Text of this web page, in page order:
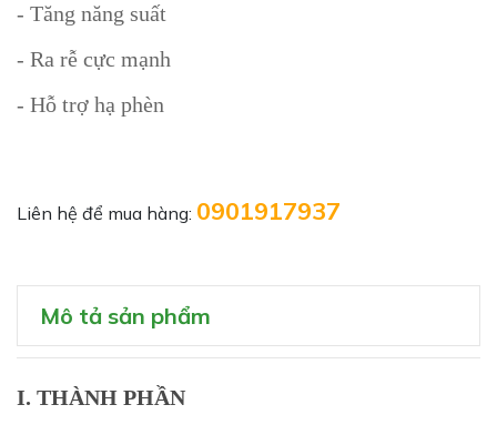
- Tăng năng suất
- Ra rễ cực mạnh
- Hỗ trợ hạ phèn
Liên hệ để mua hàng: 0901917937
Mô tả sản phẩm
I. THÀNH PHẦN